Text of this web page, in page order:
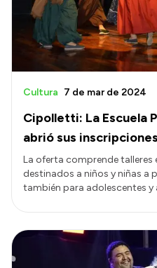
Cipolletti: La Escuela
abrió sus inscripciones
Cultura 7 de mar de 2024
La oferta comprende talleres
destinados a niños y niñas a
también para adolescentes y